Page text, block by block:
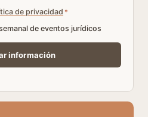
de privacidad *
de eventos jurídicos